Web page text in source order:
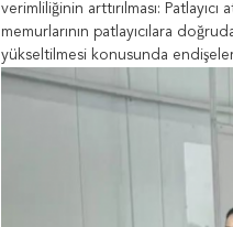
verimliliğinin arttırılması:
memurlarının patlayıcılara
yükseltilmesi konusunda